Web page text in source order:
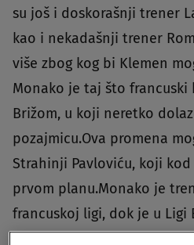
su još i doskorašnji trener
kao i nekadašnji trener
više zbog kog bi Klemen
Monako je taj što francuski
Brižom, u koji neretko
pozajmicu.Ova promena
Strahinji Pavloviću, koji
prvom planu.Monako je
francuskoj ligi, dok je u Ligi
prvoplasirani iz grupe